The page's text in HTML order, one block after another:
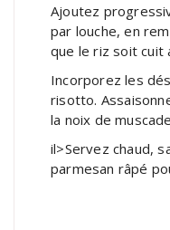
Ajoutez
par louche, en
que le riz soit cuit
Incorporez les
risotto.
la noix de
il>Servez chaud,
parmesan râpé